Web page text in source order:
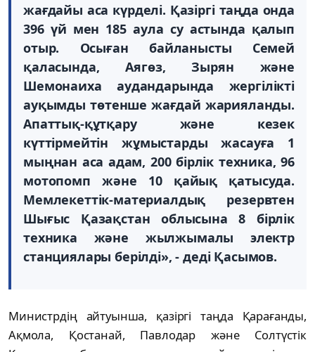
жағдайы аса күрделi. Қазiргi таңда онда
396 үй мен 185 аула су астында қалып
отыр. Осыған байланысты Семей
қаласында, Аягөз, Зырян және
Шемонаиха аудандарында жергiлiктi
ауқымды төтенше жағдай жарияланды.
Апаттық-құтқару және кезек
күттiрмейтiн жұмыстарды жасауға 1
мыңнан аса адам, 200 бiрлiк техника, 96
мотопомп және 10 қайық қатысуда.
Мемлекеттiк-материалдық резервтен
Шығыс Қазақстан облысына 8 бiрлiк
техника және жылжымалы электр
станциялары берiлдi», - дедi Қасымов.
Министрдiң айтуынша, қазiргi таңда Қарағанды,
Ақмола, Қостанай, Павлодар және Солтүстiк